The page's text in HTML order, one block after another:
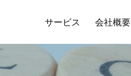
サービス 会社概要